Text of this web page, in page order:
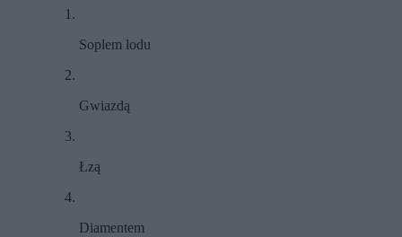
Soplem lodu
Gwiazdą
Łzą
Diamentem